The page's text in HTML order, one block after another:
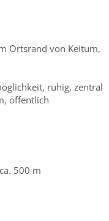
Ortsrand von Keitum,
ruhig, zentral
öffentlich
500 m